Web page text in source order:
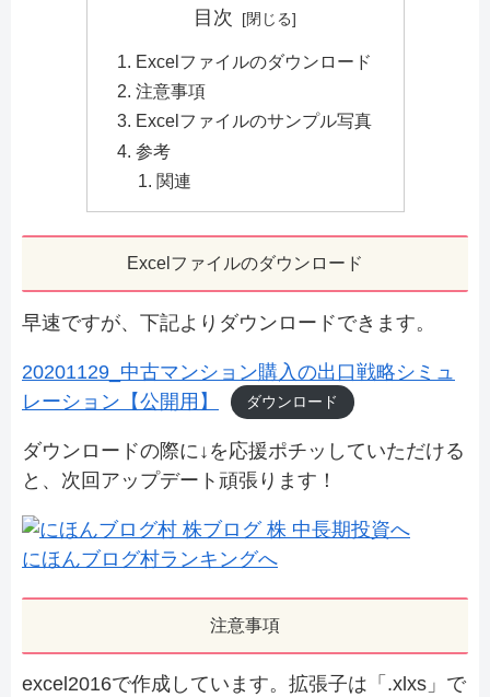
目次
Excelファイルのダウンロード
注意事項
Excelファイルのサンプル写真
参考
関連
Excelファイルのダウンロード
早速ですが、下記よりダウンロードできます。
20201129_中古マンション購入の出口戦略シミュ
レーション【公開用】
ダウンロード
ダウンロードの際に↓を応援ポチッしていただける
と、次回アップデート頑張ります！
にほんブログ村ランキングへ
注意事項
excel2016で作成しています。拡張子は「.xlxs」で